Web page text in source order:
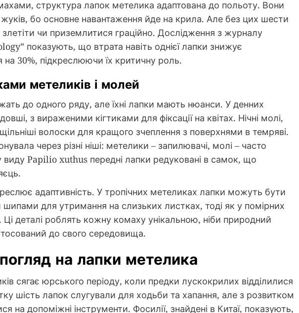
структура лапок метелика адаптована до польоту. Вони
жуків, бо основне навантаження йде на крила. Але без цих шести
чи приземлитися граційно. Дослідження з журналу
показують, що втрата навіть однієї лапки знижує
на 30%, підкреслюючи їх критичну роль.
метеликів і молей
до одного ряду, але їхні лапки мають нюанси. У денних
з вираженими кігтиками для фіксації на квітах. Нічні молі,
волоски для кращого зчеплення з поверхнями в темряві.
через різні ніші: метелики – запилювачі, молі – часто
Papilio xuthus передні лапки редуковані в самок, що
адаптивність. У тропічних метеликах лапки можуть бути
шипами для утримання на слизьких листках, тоді як у помірних
Ці деталі роблять кожну комаху унікальною, ніби природний
до свого середовища.
на лапки метелика
сягає юрського періоду, коли предки лускокрилих відділилися
шість лапок слугували для ходьби та хапання, але з розвитком
на допоміжні інструменти. Фосилії, знайдені в Китаї, показують,